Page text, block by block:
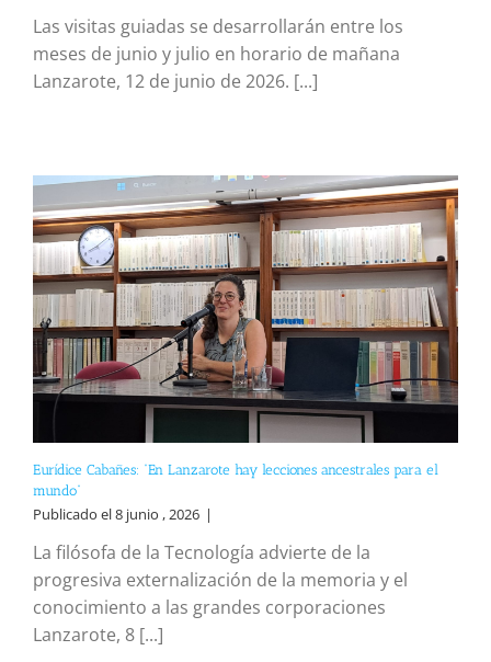
Las visitas guiadas se desarrollarán entre los
meses de junio y julio en horario de mañana
Lanzarote, 12 de junio de 2026. [...]
Eurídice Cabañes: “En Lanzarote hay lecciones ancestrales para el
mundo”
Publicado el 8 junio , 2026 |
La filósofa de la Tecnología advierte de la
progresiva externalización de la memoria y el
conocimiento a las grandes corporaciones
Lanzarote, 8 [...]